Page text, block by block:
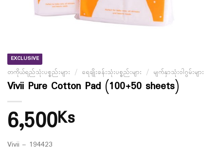
EXCLUSIVE
တကိုယ်ရည်သုံးပစ္စည်းများ / ရေချိုးခန်းသုံးပစ္စည်းများ / မျက်နှာသုံးဝါဂွမ်းများ
Vivii Pure Cotton Pad (100+50 sheets)
6,500Ks
Vivii – 194423